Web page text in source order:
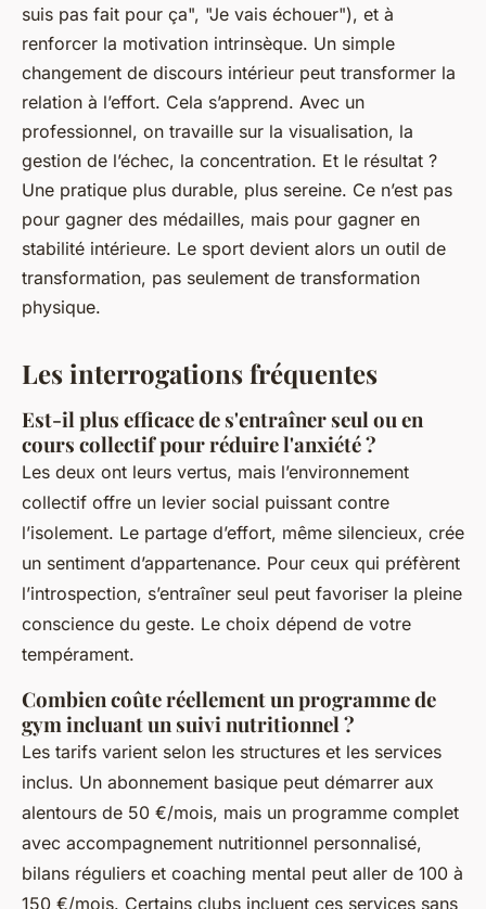
suis pas fait pour ça", "Je vais échouer"), et à
renforcer la motivation intrinsèque. Un simple
changement de discours intérieur peut transformer la
relation à l’effort. Cela s’apprend. Avec un
professionnel, on travaille sur la visualisation, la
gestion de l’échec, la concentration. Et le résultat ?
Une pratique plus durable, plus sereine. Ce n’est pas
pour gagner des médailles, mais pour gagner en
stabilité intérieure. Le sport devient alors un outil de
transformation, pas seulement de transformation
physique.
Les interrogations fréquentes
Est-il plus efficace de s'entraîner seul ou en
cours collectif pour réduire l'anxiété ?
Les deux ont leurs vertus, mais l’environnement
collectif offre un levier social puissant contre
l’isolement. Le partage d’effort, même silencieux, crée
un sentiment d’appartenance. Pour ceux qui préfèrent
l’introspection, s’entraîner seul peut favoriser la pleine
conscience du geste. Le choix dépend de votre
tempérament.
Combien coûte réellement un programme de
gym incluant un suivi nutritionnel ?
Les tarifs varient selon les structures et les services
inclus. Un abonnement basique peut démarrer aux
alentours de 50 €/mois, mais un programme complet
avec accompagnement nutritionnel personnalisé,
bilans réguliers et coaching mental peut aller de 100 à
150 €/mois. Certains clubs incluent ces services sans